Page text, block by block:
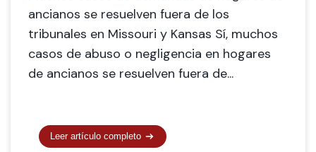
ancianos se resuelven fuera de los
tribunales en Missouri y Kansas Sí, muchos
casos de abuso o negligencia en hogares
de ancianos se resuelven fuera de...
Leer artículo completo